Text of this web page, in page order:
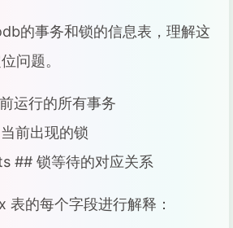
的事务和锁的信息表，理解这
问题。
运行的所有事务
前出现的锁
## 锁等待的对应关系
的每个字段进行解释：